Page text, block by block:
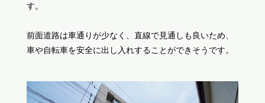
す。
前面道路は車通りが少なく、直線で見通しも良いため、
車や自転車を安全に出し入れすることができそうです。